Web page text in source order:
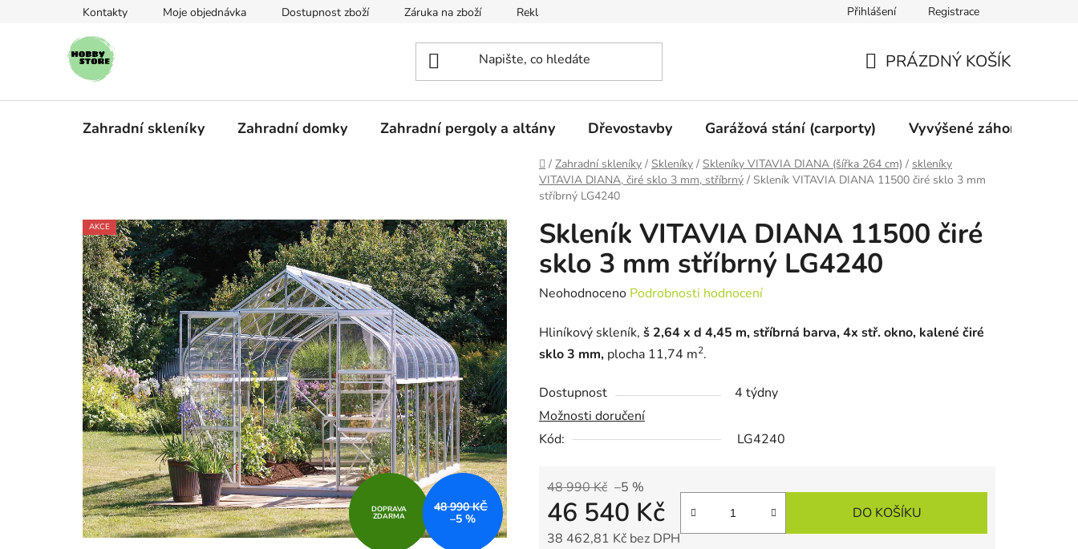
Kontakty Moje objednávka Dostupnost zboží Záruka na zboží Reklamace Mimosoudní vyrovnání Obchodní podmínky
Přihlášení Registrace
KOŠÍK
PRÁZDNÝ KOŠÍK
Zahradní skleníky Zahradní domky Zahradní pergoly a altány Dřevostavby Garážová stání (carporty) Vyvýšené záhony
Domů
/ Zahradní skleníky / Skleníky / Skleníky VITAVIA DIANA (šířka 264 cm) / skleníky
VITAVIA DIANA, čiré sklo 3 mm, stříbrný / Skleník VITAVIA DIANA 11500 čiré sklo 3 mm
stříbrný LG4240
Skleník VITAVIA DIANA 11500 čiré
sklo 3 mm stříbrný LG4240
Průměrné
produktu
je
z
5
hvězdiček.
Neohodnoceno Podrobnosti hodnocení
Hliníkový skleník, š 2,64 x d 4,45 m, stříbrná barva, 4x stř. okno, kalené čiré
sklo 3 mm, plocha 11,74 m2.
Dostupnost
4 týdny
Možnosti doručení
Kód:
LG4240
48 990 Kč –5 %
46 540 Kč
38 462,81 Kč bez DPH
DO KOŠÍKU
AKCE
DOPRAVA
ZDARMA
48 990 KČ
–5 %